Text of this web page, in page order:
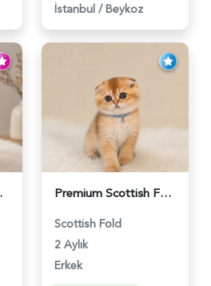
İstanbul / Beykoz
- 6347 Premium Scottish Fold Golden Yavru - 6400
Scottish Fold
2 Aylık
Erkek